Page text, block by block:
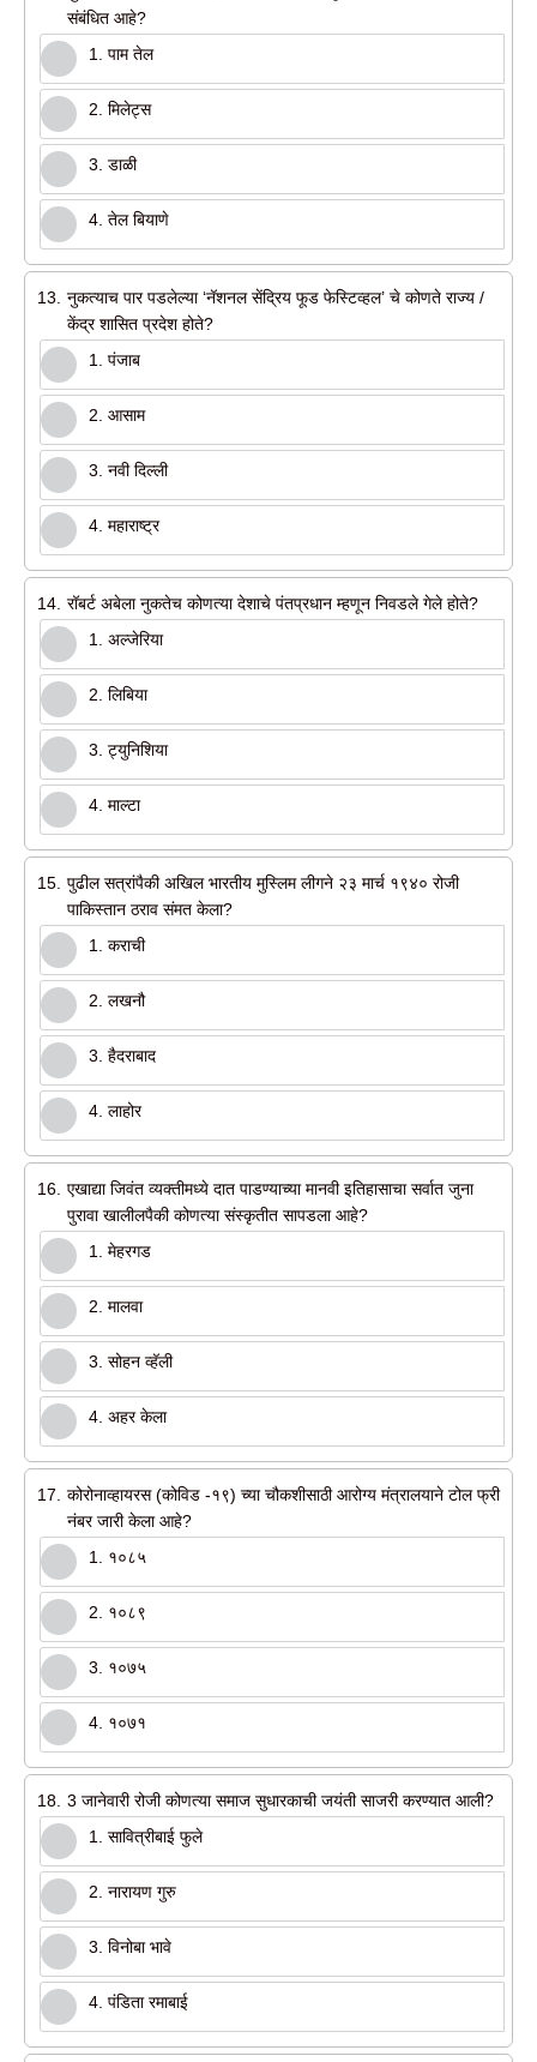
संबंधित आहे?
1. पाम तेल
2. मिलेट्स
3. डाळी
4. तेल बियाणे
13.
नुकत्याच पार पडलेल्या ‘नॅशनल सेंद्रिय फूड फेस्टिव्हल’ चे कोणते राज्य /
केंद्र शासित प्रदेश होते?
1. पंजाब
2. आसाम
3. नवी दिल्ली
4. महाराष्ट्र
14. रॉबर्ट अबेला नुकतेच कोणत्या देशाचे पंतप्रधान म्हणून निवडले गेले होते?
1. अल्जेरिया
2. लिबिया
3. ट्युनिशिया
4. माल्टा
15. पुढील सत्रांपैकी अखिल भारतीय मुस्लिम लीगने २३ मार्च १९४० रोजी
पाकिस्तान ठराव संमत केला?
1. कराची
2. लखनौ
3. हैदराबाद
4. लाहोर
16. एखाद्या जिवंत व्यक्तीमध्ये दात पाडण्याच्या मानवी इतिहासाचा सर्वात जुना
पुरावा खालीलपैकी कोणत्या संस्कृतीत सापडला आहे?
1. मेहरगड
2. मालवा
3. सोहन व्हॅली
4. अहर केला
17.
कोरोनाव्हायरस (कोविड -१९) च्या चौकशीसाठी आरोग्य मंत्रालयाने टोल फ्री
नंबर जारी केला आहे?
1. १०८५
2. १०८९
3. १०७५
4. १०७१
18. 3 जानेवारी रोजी कोणत्या समाज सुधारकाची जयंती साजरी करण्यात आली?
1. सावित्रीबाई फुले
2. नारायण गुरु
3. विनोबा भावे
4. पंडिता रमाबाई